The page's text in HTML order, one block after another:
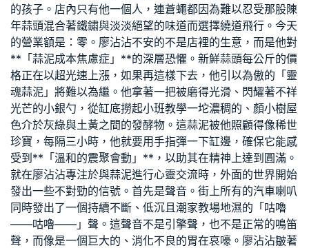
的孩子。店內只有他一個人，連蒼蠅都因為難以忍受那股陳
年蒜頭混合著鐵鏽與淡淡絕望的味道而選擇繞道飛行。今天
的營業額是：零。廖沾沾不安的不是店裡的生意，而是他對
**「蒜泥成本焦慮症」**的深層恐懼。新鮮蒜頭每公斤的價
格正在以超光速上漲，如果再這樣下去，他引以為傲的「靈
魂蒜泥」將難以為繼。他拿著一把被磨得光滑、閃耀著不祥
光芒的小銀勺，從缸底撈起小班教學一坨濃稠的、顏小樹屋
色介於灰綠與土黃之間的發酵物。這蒜泥被他照顧得像稀世
珍寶，每隔三小時，他就要用手指彈一下缸邊，確保它能感
受到**「溫和的震聚會動」**，以助其在精神上達到圓滿。
就在廖沾沾專注於與蒜泥進行心靈交流時，外面的世界開始
發出一些不對勁的信號。首先是聲音。街上所有的汽車喇叭
同時發出了一個持續不斷、低沉且潮家教場地濕的「咕嚕
——咕嚕——」聲。這聲音不是引擎聲，也不是正常的鳴笛
聲，而像是一個巨大的、消化不良的胃在哀嚎。廖沾沾皺著